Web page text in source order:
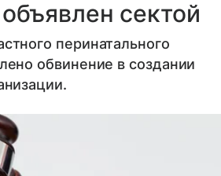
сектой
перинатального
обвинение в создании